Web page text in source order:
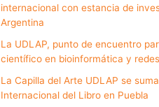
internacional con estancia de
Argentina
La UDLAP, punto de encuentro
científico en bioinformática y
La Capilla del Arte UDLAP se
Internacional del Libro en Puebla